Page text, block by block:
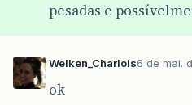
pesadas e
Welken_Charlois6 de mai.
ok